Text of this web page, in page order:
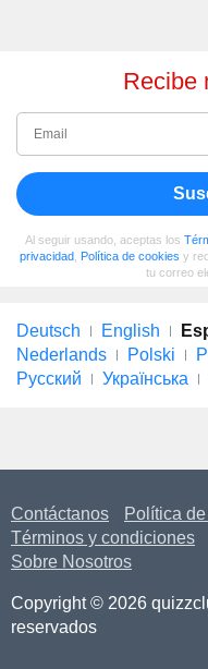
Recibe
Al seguir usando, aceptas los
privacidad, Política de cookies y
tu correo
Deutsch English
Nederlands
Polski
Русский
Українська
Contáctanos
Política
Términos y condiciones
Sobre Nosotros
Copyright © 2026
reservados